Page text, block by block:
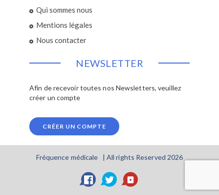
Qui sommes nous
Mentions légales
Nous contacter
NEWSLETTER
Afin de recevoir toutes nos Newsletters, veuillez
créer un compte
CRÉER UN COMPTE
Fréquence médicale | All rights Reserved 2026